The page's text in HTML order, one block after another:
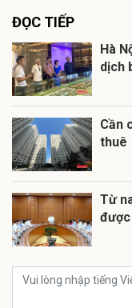
ĐỌC TIẾP
Hà
dịch
Cần
thuê
Từ